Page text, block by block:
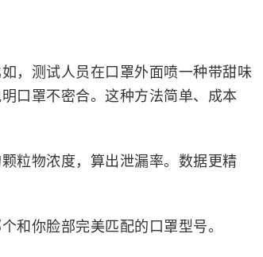
，测试人员在口罩外面喷一种带甜味
口罩不密合。这种方法简单、成本
粒物浓度，算出泄漏率。数据更精
和你脸部完美匹配的口罩型号。